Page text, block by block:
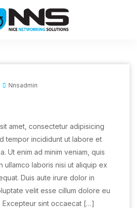
Nnsadmin
amet, consectetur adipisicing
tempor incididunt ut labore et
Ut enim ad minim veniam, quis
ullamco laboris nisi ut aliquip ex
Duis aute irure dolor in
velit esse cillum dolore eu
Excepteur sint occaecat […]